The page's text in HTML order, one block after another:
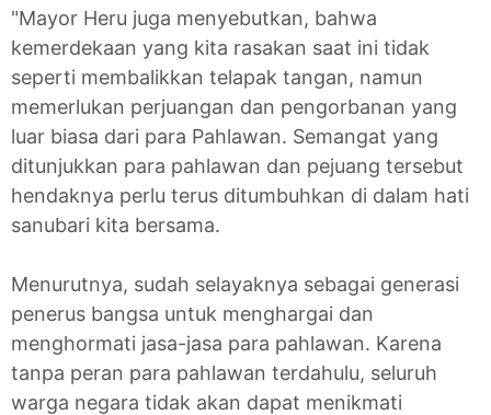
"Mayor Heru juga menyebutkan, bahwa
kemerdekaan yang kita rasakan saat ini tidak
seperti membalikkan telapak tangan, namun
memerlukan perjuangan dan pengorbanan yang
luar biasa dari para Pahlawan. Semangat yang
ditunjukkan para pahlawan dan pejuang tersebut
hendaknya perlu terus ditumbuhkan di dalam hati
sanubari kita bersama.
Menurutnya, sudah selayaknya sebagai generasi
penerus bangsa untuk menghargai dan
menghormati jasa-jasa para pahlawan. Karena
tanpa peran para pahlawan terdahulu, seluruh
warga negara tidak akan dapat menikmati